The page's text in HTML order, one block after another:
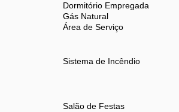
Dormitório Empregada
Gás Natural
Área de Serviço
Sistema de Incêndio
Salão de Festas